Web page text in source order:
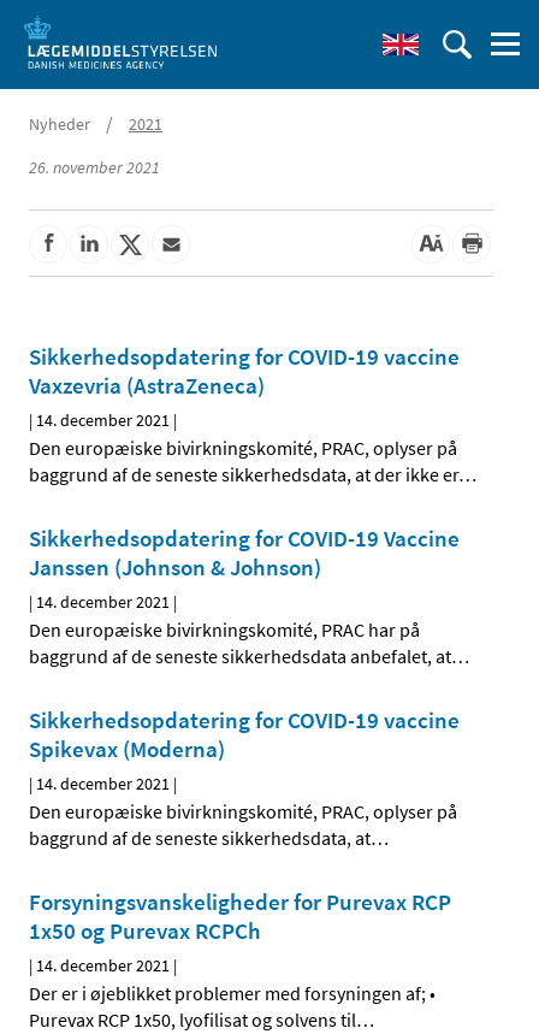
Nyheder /
2021
26. november 2021
Sikkerhedsopdatering for COVID-19 vaccine
Vaxzevria (AstraZeneca)
| 14. december 2021 |
Den europæiske bivirkningskomité, PRAC, oplyser på
baggrund af de seneste sikkerhedsdata, at der ikke er…
Sikkerhedsopdatering for COVID-19 Vaccine
Janssen (Johnson & Johnson)
| 14. december 2021 |
Den europæiske bivirkningskomité, PRAC har på
baggrund af de seneste sikkerhedsdata anbefalet, at…
Sikkerhedsopdatering for COVID-19 vaccine
Spikevax (Moderna)
| 14. december 2021 |
Den europæiske bivirkningskomité, PRAC, oplyser på
baggrund af de seneste sikkerhedsdata, at…
Forsyningsvanskeligheder for Purevax RCP
1x50 og Purevax RCPCh
| 14. december 2021 |
Der er i øjeblikket problemer med forsyningen af; •
Purevax RCP 1x50, lyofilisat og solvens til…